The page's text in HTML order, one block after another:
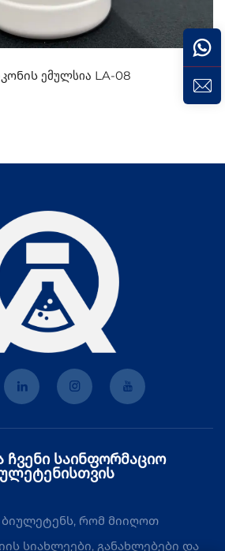
ემულსია LA-08
ჩვენი საინფორმაციო
რომ მიიღოთ
სიახლეები, განახლებები და